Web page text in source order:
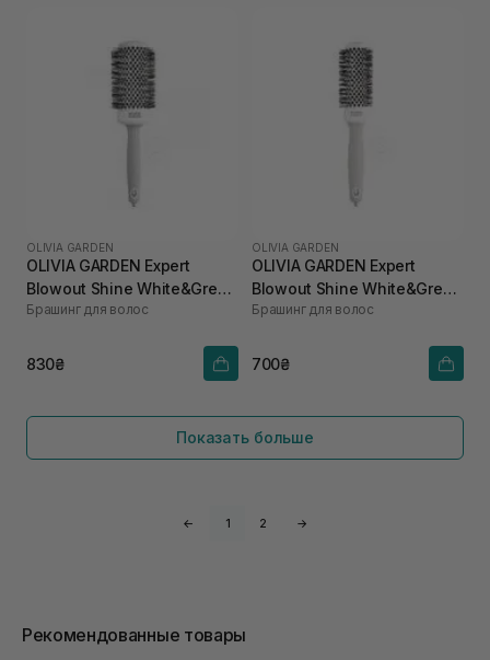
OLIVIA GARDEN
OLIVIA GARDEN Expert
Blowout Shine White&Grey
55 мм
Брашинг для волос
830₴
OLIVIA GARDEN
OLIVIA GARDEN Expert
Blowout Shine White&Grey
35 мм
Брашинг для волос
700₴
Показать больше
← 1 2 →
Рекомендованные товары